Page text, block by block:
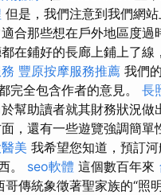
但是，我們注意到我們網
合那些想在戶外地區度過
在鋪好的長廊上鋪上了線
豐原按摩服務推薦 我們
完全包含作者的意見。 長
幫助讀者就其財務狀況
，還有一些遊覽強調簡單
美 我希望您知道，預訂
。 seo軟體 這個數百年來
哥傳統象徵著聖家族的“照明